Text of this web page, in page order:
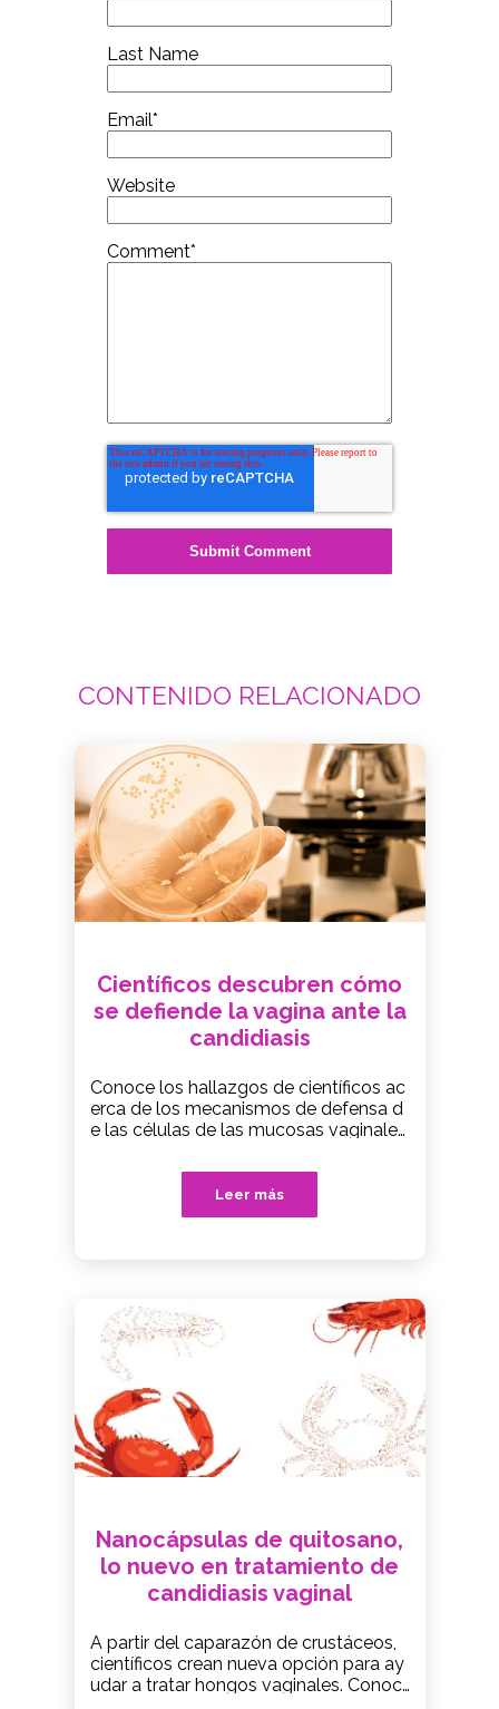
Last Name
Email*
Website
Comment*
CONTENIDO RELACIONADO
Científicos descubren cómo
se defiende la vagina ante la
candidiasis
Conoce los hallazgos de científicos ac
erca de los mecanismos de defensa d
e las células de las mucosas vaginales
Leer más
Nanocápsulas de quitosano,
lo nuevo en tratamiento de
candidiasis vaginal
A partir del caparazón de crustáceos,
científicos crean nueva opción para ay
udar a tratar hongos vaginales. Conoc